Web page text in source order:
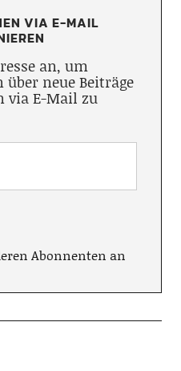
VIA E-MAIL
an, um
neue Beiträge
via E-Mail zu
Abonnenten an